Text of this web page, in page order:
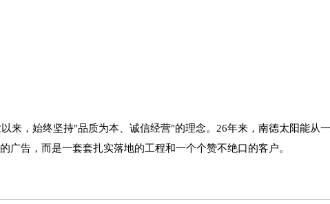
来，始终坚持"品质为本、诚信经营"的理念。26年来，南德太阳能从
广告，而是一套套扎实落地的工程和一个个赞不绝口的客户。